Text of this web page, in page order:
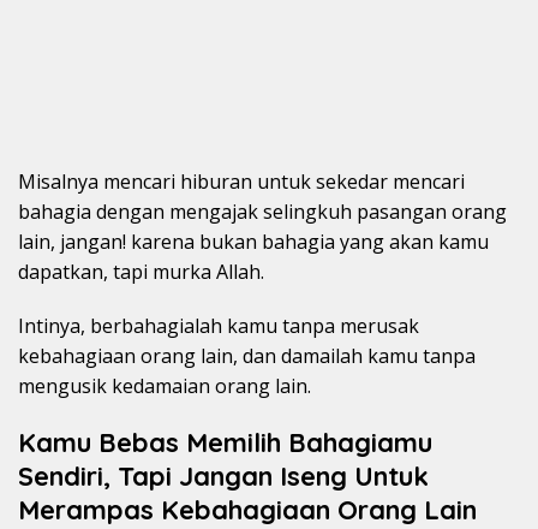
Misalnya mencari hiburan untuk sekedar mencari
bahagia dengan mengajak selingkuh pasangan orang
lain, jangan! karena bukan bahagia yang akan kamu
dapatkan, tapi murka Allah.
Intinya, berbahagialah kamu tanpa merusak
kebahagiaan orang lain, dan damailah kamu tanpa
mengusik kedamaian orang lain.
Kamu Bebas Memilih Bahagiamu
Sendiri, Tapi Jangan Iseng Untuk
Merampas Kebahagiaan Orang Lain